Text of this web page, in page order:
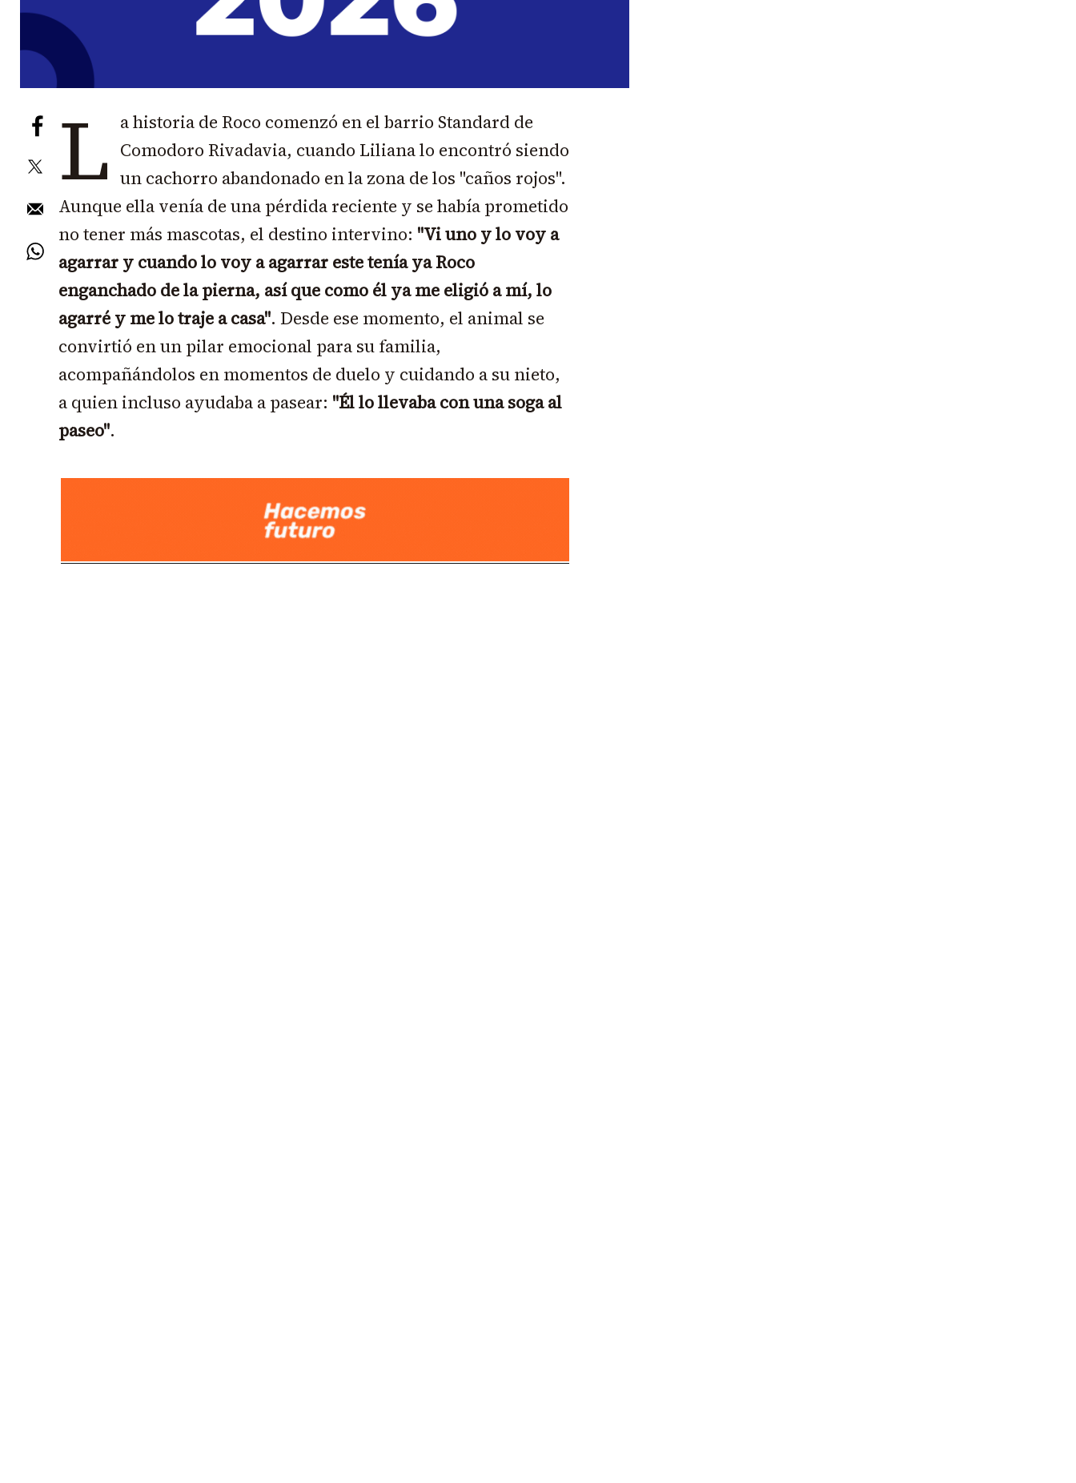
L a historia de Roco comenzó en el barrio Standard de
Comodoro Rivadavia, cuando Liliana lo encontró siendo
un cachorro abandonado en la zona de los "caños rojos".
Aunque ella venía de una pérdida reciente y se había prometido
no tener más mascotas, el destino intervino: "Vi uno y lo voy a
agarrar y cuando lo voy a agarrar este tenía ya Roco
enganchado de la pierna, así que como él ya me eligió a mí, lo
agarré y me lo traje a casa". Desde ese momento, el animal se
convirtió en un pilar emocional para su familia,
acompañándolos en momentos de duelo y cuidando a su nieto,
a quien incluso ayudaba a pasear: "Él lo llevaba con una soga al
paseo".